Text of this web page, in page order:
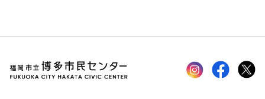
Instagramfacebook